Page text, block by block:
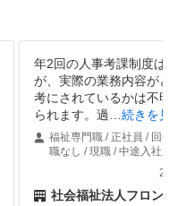
年2回の人事考課制度は
が、実際の業務内容がど
考にされているかは不明
られます。過
続きを見
福祉専門職 / 正社員 / 回答
職なし / 現職 / 中途入社
社会福祉法人フロン